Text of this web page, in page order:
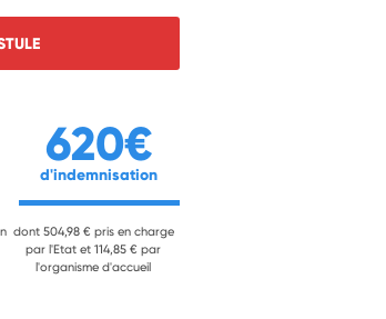
620€
d'indemnisation
dont 504,98 € pris en charge
par l'Etat et 114,85 € par
l'organisme d'accueil